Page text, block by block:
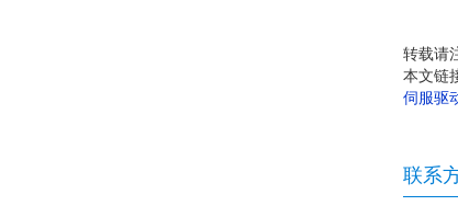
转载请
本文链
伺服驱
联系